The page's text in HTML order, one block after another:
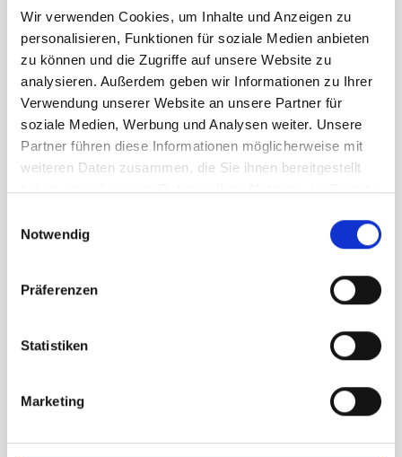
Wir verwenden Cookies, um Inhalte und Anzeigen zu
personalisieren, Funktionen für soziale Medien anbieten
zu können und die Zugriffe auf unsere Website zu
analysieren. Außerdem geben wir Informationen zu Ihrer
Verwendung unserer Website an unsere Partner für
soziale Medien, Werbung und Analysen weiter. Unsere
Partner führen diese Informationen möglicherweise mit
weiteren Daten zusammen, die Sie ihnen bereitgestellt
haben oder die sie im Rahmen Ihrer Nutzung der Dienste
Notwendig
Präferenzen
Statistiken
Marketing
unser Preis ab:
Inkl. 19% Steuern